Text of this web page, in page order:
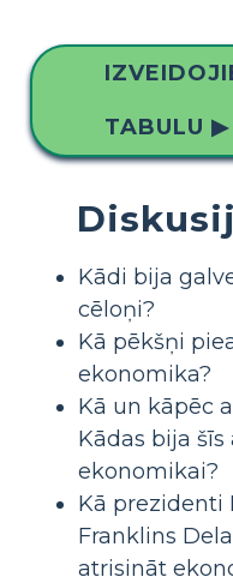
TABULU ▶
Kādi bija
cēloņi?
Kā pēkšņi
ekonomika?
Kā un kāpēc
Kādas bija
ekonomikai?
Kā prezidenti
Franklins
atrisināt